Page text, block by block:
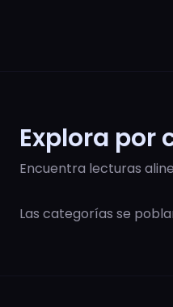
Explora por
Encuentra lecturas
Las categorías se